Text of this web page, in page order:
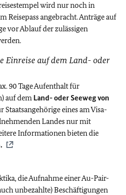
wird nur noch in
Reisepass angebracht. Anträge auf
vor Ablauf der zulässigen
Einreise auf dem Land- oder
90 Tage Aufenthalt für
auf dem Land- oder Seeweg von
Staatsangehörige eines am Visa-
Landes nur mit
Informationen bieten die
die Aufnahme einer Au-Pair-
unbezahlte) Beschäftigungen